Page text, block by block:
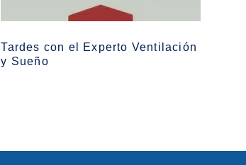
Tardes con el Experto Ventilación
y Sueño